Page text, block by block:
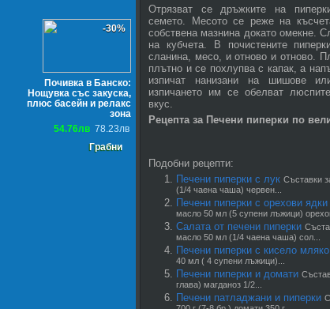
-30%
Почивка в Банско:
Нощувка със закуска,
плюс басейн и релакс
зона
54.76лв 78.23лв
Грабни
Отрязват се дръжките на
семето. Месото се реже на
собствена мазнина докато омекне.
на кубчета. В почистените
сланина, месо, и отново и отново.
плътно и се похлупва с капак, а
изпичат нанизани на шишове
изпичането им се обелват
вкус.
Рецепта за Печени пиперки по
Подобни рецепти:
Печени пиперки с лук Съставки
(1/4 чаена чаша) червен...
Печени пиперки с орехови ядки
масло 50 мл (5 супени лъжици)
Салата от печени пиперки
масло 50 мл (1/4 чаена чаша) сол...
Печени пиперки с кисело мляко
40 мл ( 4 супени лъжици)...
Печени пиперки и домати
глава) магданоз 1/2...
Печени патладжани и пиперки